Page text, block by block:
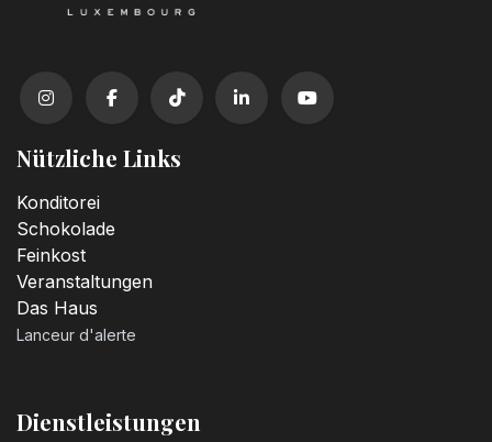
Nützliche Links
Konditorei
Schokolade
Feinkost
Veranstaltungen
Das Haus
Lanceur d'alerte
Dienstleistungen